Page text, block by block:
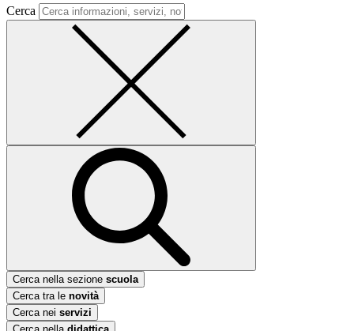
Cerca
Cerca nella sezione scuola
Cerca tra le novità
Cerca nei servizi